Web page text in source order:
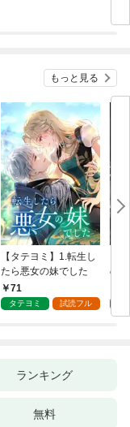
もっと見る
【タテヨミ】1.転生し
たら悪女の妹でした
71
タテヨミ 試読フル
の
ランキング
無料